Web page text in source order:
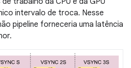
intervalo de troca. Nesse
pipeline forneceria uma latência